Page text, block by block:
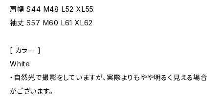
肩幅 S44 M48 L52 XL55
袖丈 S57 M60 L61 XL62
[ カラー ]
White
・自然光で撮影をしていますが、実際よりもやや明るく見える場合
がございます。